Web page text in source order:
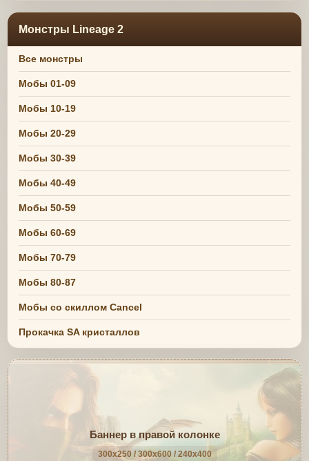
Монстры Lineage 2
Все монстры
Мобы 01-09
Мобы 10-19
Мобы 20-29
Мобы 30-39
Мобы 40-49
Мобы 50-59
Мобы 60-69
Мобы 70-79
Мобы 80-87
Мобы со скиллом Cancel
Прокачка SA кристаллов
Баннер в правой колонке
300x250 / 300x600 / 240x400